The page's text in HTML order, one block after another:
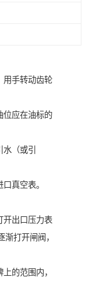
用手转动齿轮
位应在油标的
（或引
真空表。
开出口压力表
打开闸阀，
的范围内，